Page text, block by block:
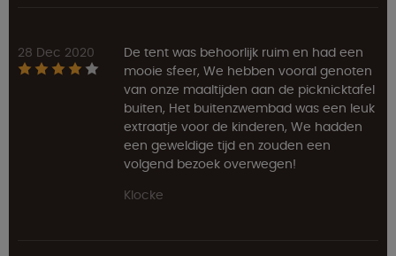
28 Dec 2020
De tent was behoorlijk ruim en had een
mooie sfeer, We hebben vooral genoten
van onze maaltijden aan de picknicktafel
buiten, Het buitenzwembad was een leuk
extraatje voor de kinderen, We hadden
een geweldige tijd en zouden een
volgend bezoek overwegen!
Klocke